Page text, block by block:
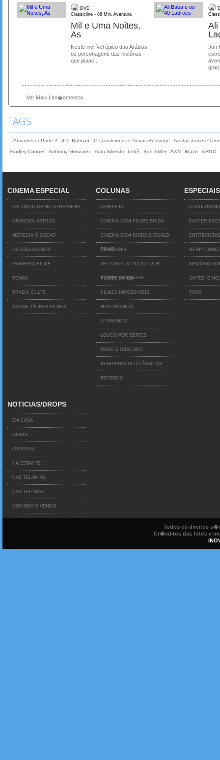
DVD
Classicline - 86 Min. Aventura
Mil e Uma Noites,
As
Neste incrível épico das Arábias,
os personagens das histórias
que j&aac...
Ali
Jon
Ver Mais Lan�amentos
TAGS
Amanhecer Parte 2 3D Batman - O Cavaleiro das Trevas Ressurge
Avatar, James
Bradley Cooper
Anthony Gonzalez Alan Silvestri bebê Ben Stiller AXN Bravo ARGO
CINEMA ESPECIAL
ESCONDIDOS NO STREAMING
GRANDES ASTROS
MERECIA O OSCAR
OS ESQUECIDOS
PRIMEIRO FILME
TEMAS
TRASH: CULTS
TRASH: PIORES FILMES
COLUNAS
CINEFILIA
CINEMA COM FELIPE BRIDA
CINEMA COM RUBENS EWALD
FILHO
CINEMANIA
DE TUDO UM POUCO POR
EDINHO PASQUALE
FILMES DA BIA
FILMES IMPOSS?VEIS
HISTORIANDO
LITERANDO
LOUCO POR SERIES
RARO E OBSCURO
REBOBINANDO CLÁSSICOS
REVENDO
ESPECIAIS
EASTER
ENTREVISTAS
HEIN?
MEMÓRIA
ONTEM E
TOPS
NOTICIAS/DROPS
EM CASA
GENTE
JOGATINA
NA ESTANTE
NAS TELINHAS
NAS TELONAS
OUVINDO E VENDO
Todos os direitos
Cr�editos das fotos e